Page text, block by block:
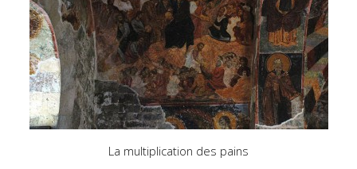
La multiplication des pains